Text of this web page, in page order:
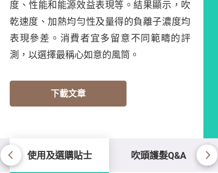
度、性能和能源效益表現等。結果顯示，吹
乾速度、加熱均勻性及量得的負離子濃度均
表現參差。消費者宜多留意不同範疇的評
測，以選擇最稱心如意的風筒。
下載文章
使用及選購貼士 吹頭護髮Q&A